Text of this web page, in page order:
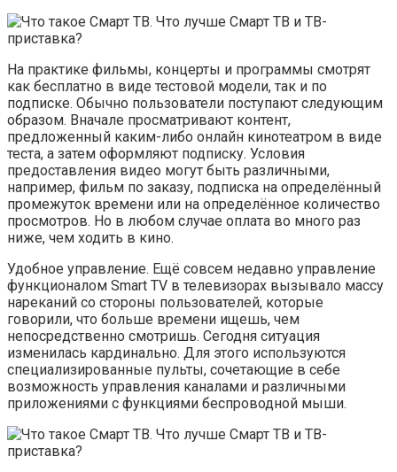
На практике фильмы, концерты и программы смотрят
как бесплатно в виде тестовой модели, так и по
подписке. Обычно пользователи поступают следующим
образом. Вначале просматривают контент,
предложенный каким-либо онлайн кинотеатром в виде
теста, а затем оформляют подписку. Условия
предоставления видео могут быть различными,
например, фильм по заказу, подписка на определённый
промежуток времени или на определённое количество
просмотров. Но в любом случае оплата во много раз
ниже, чем ходить в кино.
Удобное управление. Ещё совсем недавно управление
функционалом Smart TV в телевизорах вызывало массу
нареканий со стороны пользователей, которые
говорили, что больше времени ищешь, чем
непосредственно смотришь. Сегодня ситуация
изменилась кардинально. Для этого используются
специализированные пульты, сочетающие в себе
возможность управления каналами и различными
приложениями с функциями беспроводной мыши.